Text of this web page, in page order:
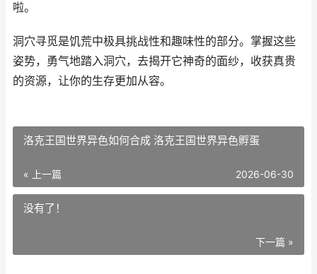
啦。
洞穴寻觅是饥荒中极具挑战性和趣味性的部分。掌握这些
姿势，勇气地踏入洞穴，去揭开它神奇的面纱，收获真贵
的资源，让你的生存更加从容。
洛克王国世界异色如何合成 洛克王国世界异色孵蛋
« 上一篇 2026-06-30
没有了！
下一篇 »